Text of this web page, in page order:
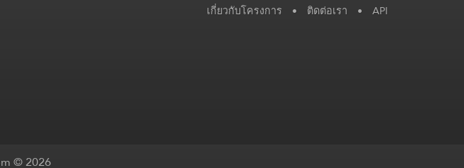
เกี่ยวกับโครงการ • ติดต่อเรา • API
© 2026